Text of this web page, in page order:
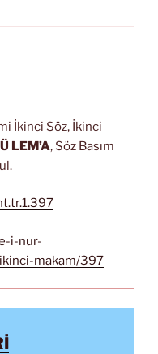
İkinci Söz, İkinci
LEM’A, Söz Basım
i-nur-
makam/397